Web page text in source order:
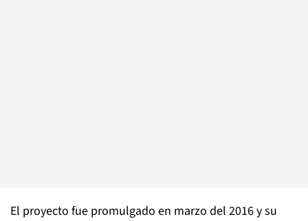
El proyecto fue promulgado en marzo del 2016 y su